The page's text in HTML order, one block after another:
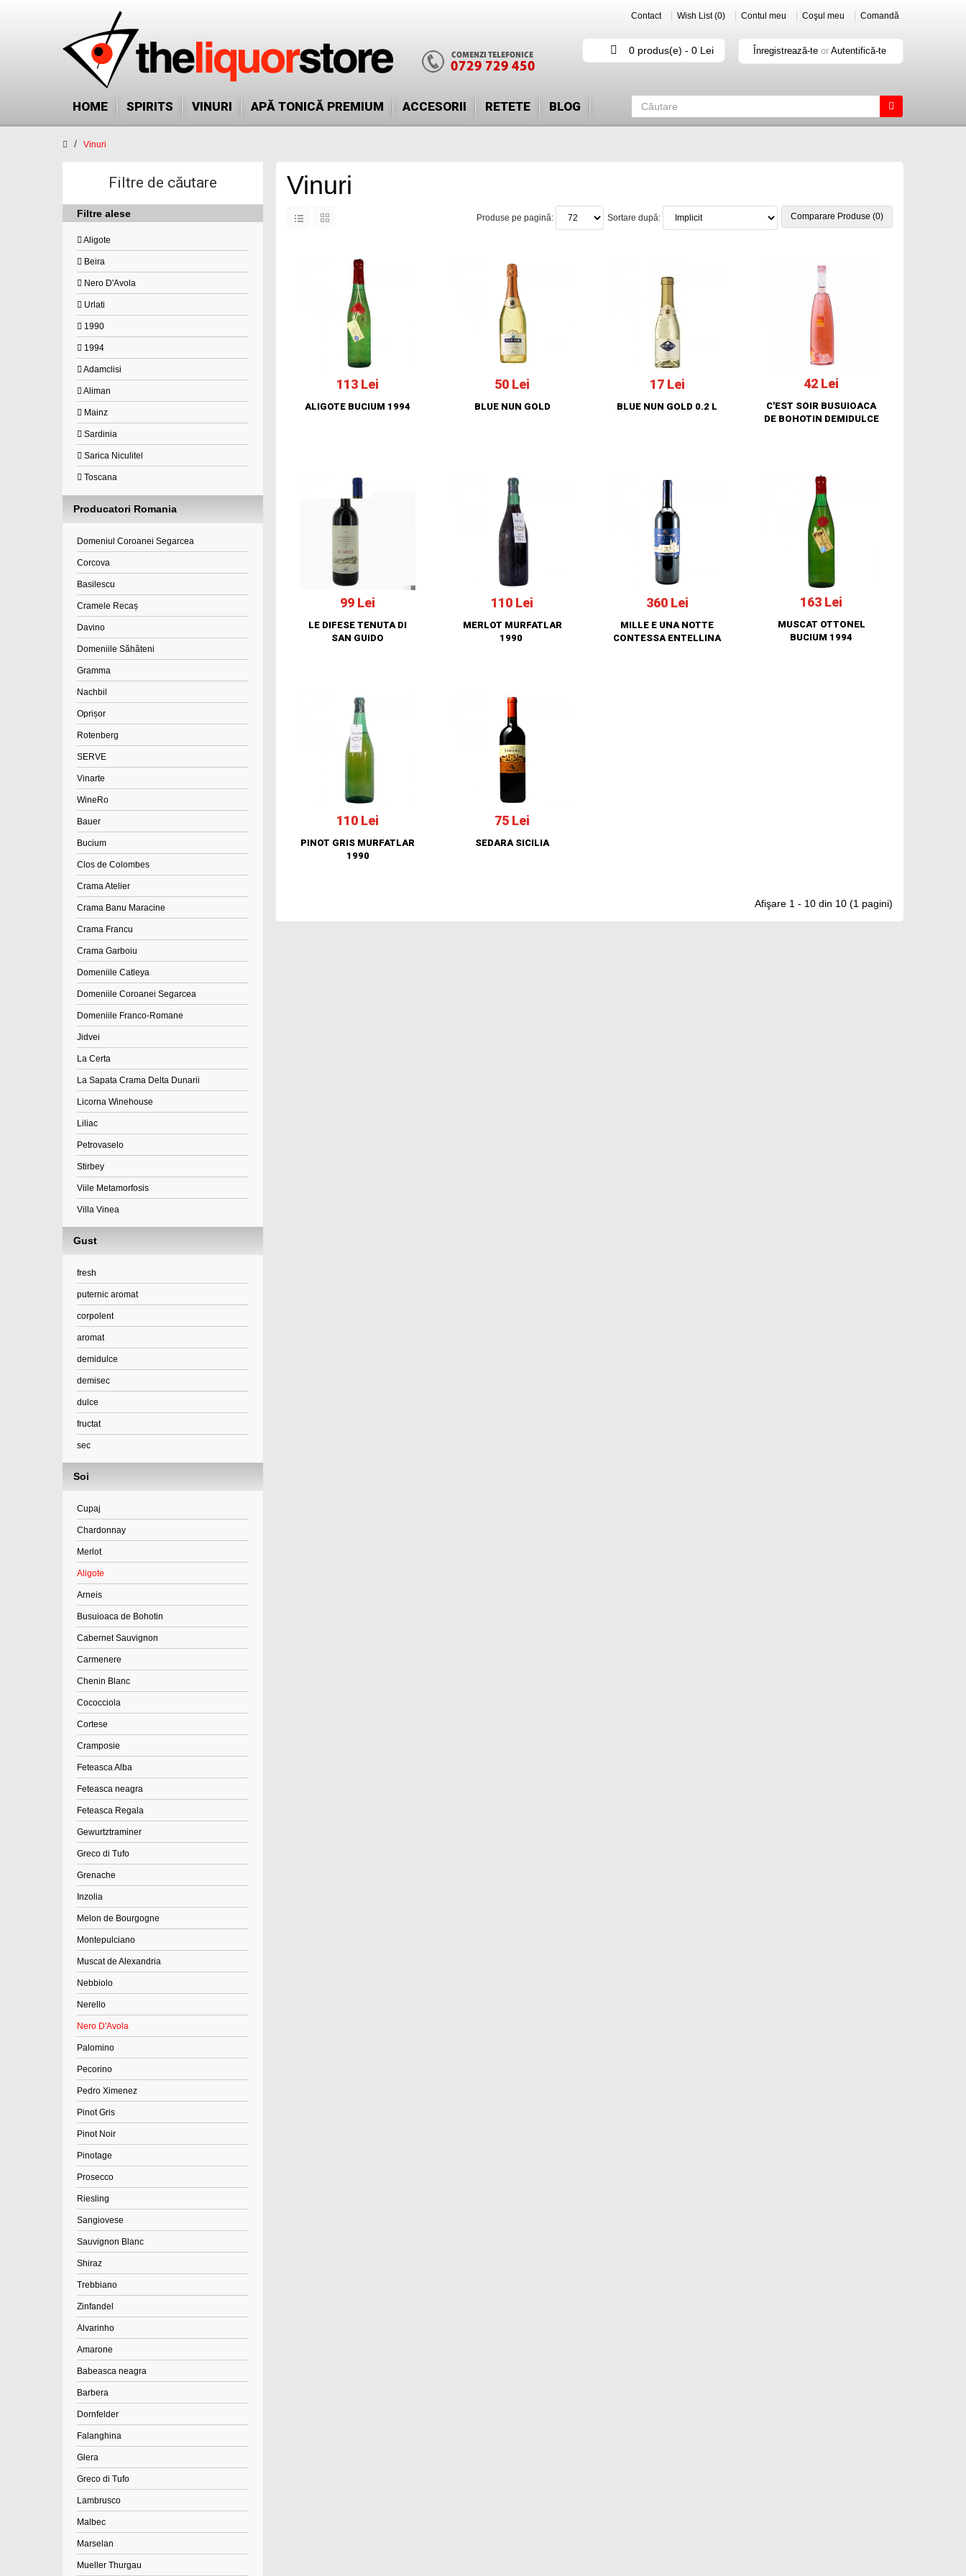
Contact Wish List (0) Contul meu Coşul meu Comandă
0 produs(e) - 0 Lei Înregistrează-te orAutentifică-te
HOME SPIRITS VINURI APĂ TONICĂ PREMIUM ACCESORII RETETE BLOG
Vinuri
Filtre de căutare
Filtre alese
Aligote
Beira
Nero D'Avola
Urlati
1990
1994
Adamclisi
Aliman
Mainz
Sardinia
Sarica Niculitel
Toscana
Producatori Romania
Domeniul Coroanei Segarcea
Corcova
Basilescu
Cramele Recaș
Davino
Domeniile Săhăteni
Gramma
Nachbil
Oprișor
Rotenberg
SERVE
Vinarte
WineRo
Bauer
Bucium
Clos de Colombes
Crama Atelier
Crama Banu Maracine
Crama Francu
Crama Garboiu
Domeniile Catleya
Domeniile Coroanei Segarcea
Domeniile Franco-Romane
Jidvei
La Certa
La Sapata Crama Delta Dunarii
Licorna Winehouse
Liliac
Petrovaselo
Stirbey
Viile Metamorfosis
Villa Vinea
Gust
fresh
puternic aromat
corpolent
aromat
demidulce
demisec
dulce
fructat
sec
Soi
Cupaj
Chardonnay
Merlot
Aligote
Arneis
Busuioaca de Bohotin
Cabernet Sauvignon
Carmenere
Chenin Blanc
Cococciola
Cortese
Cramposie
Feteasca Alba
Feteasca neagra
Feteasca Regala
Gewurtztraminer
Greco di Tufo
Grenache
Inzolia
Melon de Bourgogne
Montepulciano
Muscat de Alexandria
Nebbiolo
Nerello
Nero D'Avola
Palomino
Pecorino
Pedro Ximenez
Pinot Gris
Pinot Noir
Pinotage
Prosecco
Riesling
Sangiovese
Sauvignon Blanc
Shiraz
Trebbiano
Zinfandel
Alvarinho
Amarone
Babeasca neagra
Barbera
Dornfelder
Falanghina
Glera
Greco di Tufo
Lambrusco
Malbec
Marselan
Mueller Thurgau
Vinuri
Comparare Produse (0)
Sortare după:
Produse pe pagină:
113 Lei
ALIGOTE BUCIUM 1994
50 Lei
BLUE NUN GOLD
17 Lei
BLUE NUN GOLD 0.2 L
42 Lei
C'EST SOIR BUSUIOACA
DE BOHOTIN DEMIDULCE
99 Lei
LE DIFESE TENUTA DI
SAN GUIDO
110 Lei
MERLOT MURFATLAR
1990
360 Lei
MILLE E UNA NOTTE
CONTESSA ENTELLINA
163 Lei
MUSCAT OTTONEL
BUCIUM 1994
110 Lei
PINOT GRIS MURFATLAR
1990
75 Lei
SEDARA SICILIA
Afişare 1 - 10 din 10 (1 pagini)